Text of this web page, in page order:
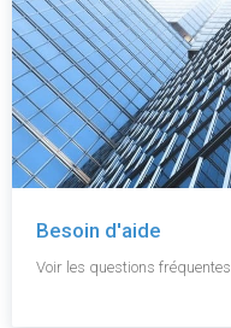
Besoin d'aide
Voir les questions fréquentes.